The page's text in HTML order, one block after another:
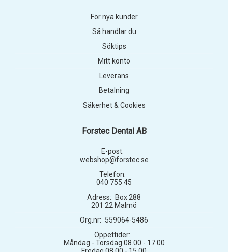
Forstec Dental AB
E-post:
webshop@forstec.se
Telefon:
040 755 45
Adress:
Box 288
201 22 Malmö
Org.nr: 559064-5486
Öppettider:
Måndag - Torsdag 08.00 - 17.00
För nya kunder
Så handlar du
Söktips
Mitt konto
Leverans
Betalning
Säkerhet & Cookies